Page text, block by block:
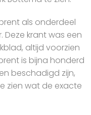
als onderdeel
Deze krant was een
altijd voorzien
is bijna honderd
beschadigd zijn,
zien wat de exacte